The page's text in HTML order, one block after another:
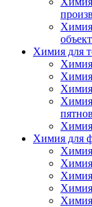
Химия
Химия для
Химия
Химия
Химия
Химия
Химия
Химия для
Химия
Химия
Химия
Химия
Химия